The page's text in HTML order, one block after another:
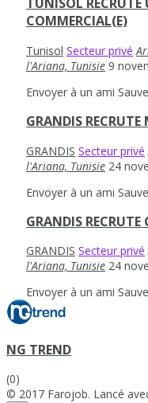
TUNISOL RECRUTE
COMMERCIAL(E)
Tunisol Secteur privé
l'Ariana, Tunisie 9
Envoyer à un ami
GRANDIS
GRANDIS Secteur privé
l'Ariana, Tunisie 24
Envoyer à un ami
GRANDIS
GRANDIS Secteur privé
l'Ariana, Tunisie 24
Envoyer à un ami
NG TREND
(0)
© 2017 Farojob. Lancé